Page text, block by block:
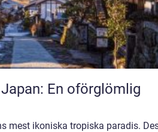
En oförglömlig
mest ikoniska tropiska paradis.